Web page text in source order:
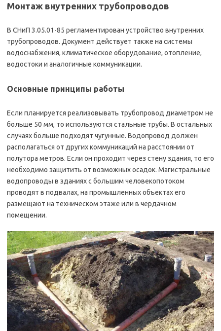
Монтаж внутренних трубопроводов
В СНиП 3.05.01-85 регламентирован устройство внутренних
трубопроводов. Документ действует также на системы
водоснабжения, климатическое оборудование, отопление,
водостоки и аналогичные коммуникации.
Основные принципы работы
Если планируется реализовывать трубопровод диаметром не
больше 50 мм, то используются стальные трубы. В остальных
случаях больше подходят чугунные. Водопровод должен
располагаться от других коммуникаций на расстоянии от
полутора метров. Если он проходит через стену здания, то его
необходимо защитить от возможных осадок. Магистральные
водопроводы в зданиях с большим человекопотоком
проводят в подвалах, на промышленных объектах его
размещают на техническом этаже или в чердачном
помещении.